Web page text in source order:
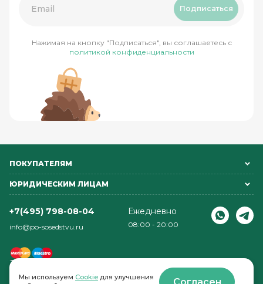
Подписаться
Нажимая на кнопку "Подписаться", вы соглашаетесь с
политикой конфиденциальности
ПОКУПАТЕЛЯМ
ЮРИДИЧЕСКИМ ЛИЦАМ
+7(495) 798-08-04
info@po-sosedstvu.ru
Ежедневно
08:00 - 20:00
Мы используем Cookie для улучшения
Согласен